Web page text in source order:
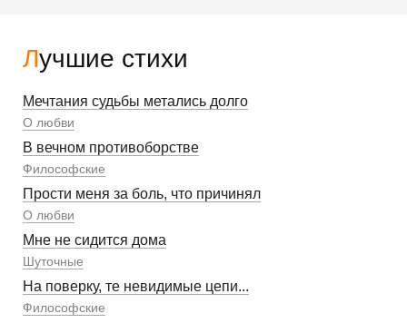
Лучшие стихи
Мечтания судьбы метались долго
О любви
В вечном противоборстве
Философские
Прости меня за боль, что причинял
О любви
Мне не сидится дома
Шуточные
На поверку, те невидимые цепи...
Философские